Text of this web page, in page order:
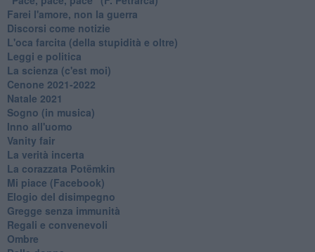
Farei l'amore, non la guerra
Discorsi come notizie
L'oca farcita (della stupidità e oltre)
Leggi e politica
La scienza (c'est moi)
Cenone 2021-2022
Natale 2021
Sogno (in musica)
Inno all'uomo
Vanity fair
La verità incerta
La corazzata Potëmkin
Mi piace (Facebook)
Elogio del disimpegno
Gregge senza immunità
Regali e convenevoli
Ombre